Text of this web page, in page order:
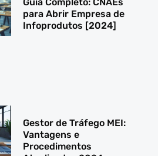
para Abrir Empresa de
Infoprodutos [2024]
Gestor de Tráfego MEI:
Vantagens e
Procedimentos